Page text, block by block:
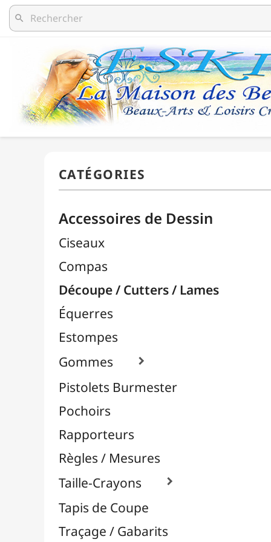
search
Compas
Découpe / Cutters / Lames
Estompes
Gommes 
Pochoirs
Rapporteurs
Règles / Mesures
Taille-Crayons

Tapis de Coupe
Traçage / Gabarits
Body-Paint / Maquillage
Bombes & Feutres à Peinture
Céramique / Poterie
Chevalets & Accrochage
Enfants / Scolaire
Esquisse & Dessin
Librairie / Livres
Loisirs Créatifs